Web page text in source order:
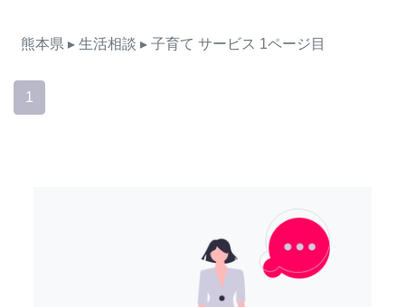
熊本県 ▸ 生活相談 ▸ 子育て サービス 1ページ目
1